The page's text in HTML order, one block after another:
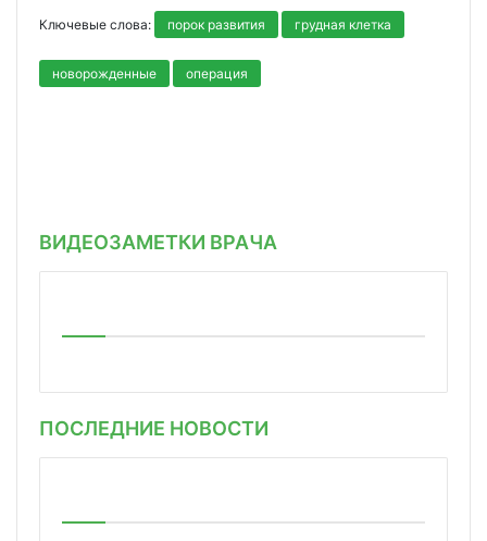
Ключевые слова: порок развития грудная клетка
новорожденные операция
ВИДЕОЗАМЕТКИ ВРАЧА
ПОСЛЕДНИЕ НОВОСТИ